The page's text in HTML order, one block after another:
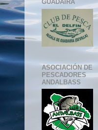
GUADAIRA
ASOCIACIÓN DE
PESCADORES
ANDALBASS